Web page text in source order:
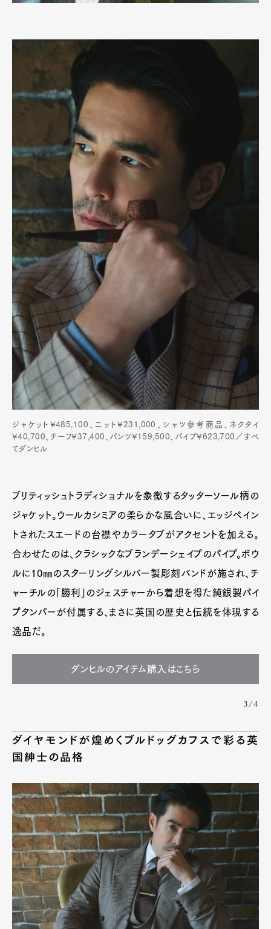
Pen Membership
Official Columnist
Pen Meet
Pen international
ジャケット¥485,100、ニット¥231,000、シャツ参考商品、ネクタイ
¥40,700、チーフ¥37,400、パンツ¥159,500、パイプ¥623,700／すべ
てダンヒル
ブリティッシュトラディショナルを象徴するタッターソール柄の
ジャケット。ウールカシミアの柔らかな風合いに、エッジペイン
トされたスエードの台襟やカラータブがアクセントを加える。
合わせたのは、クラシックなブランデーシェイプのパイプ。ボウ
ルに10㎜のスターリングシルバー製彫刻バンドが施され、チ
ャーチルの「勝利」のジェスチャーから着想を得た純銀製パイ
プタンパーが付属する、まさに英国の歴史と伝統を体現する
逸品だ。
ダンヒルのアイテム購入はこちら
3/4
ダイヤモンドが煌めくブルドッグカフスで彩る英
国紳士の品格